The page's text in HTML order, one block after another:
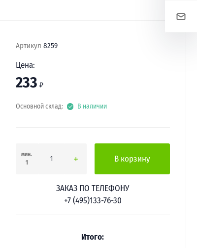
Артикул 8259
Цена:
233 ₽
Основной склад: В наличии
мин.
1
В корзину
ЗАКАЗ ПО ТЕЛЕФОНУ
+7 (495)133-76-30
Итого: